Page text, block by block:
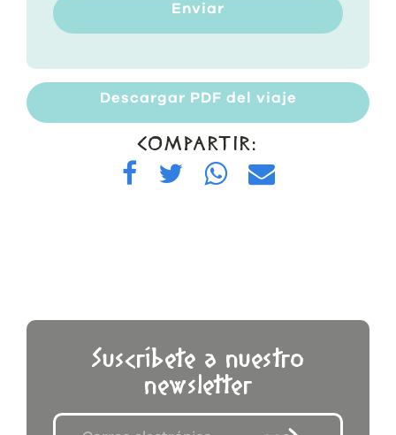
Enviar
Descargar PDF del viaje
COMPARTIR:
Suscríbete a nuestro
newsletter